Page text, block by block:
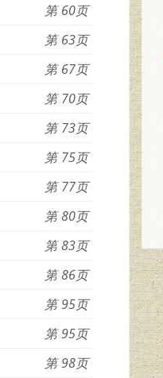
60
63
67
70
73
75
77
80
83
86
95
95
98